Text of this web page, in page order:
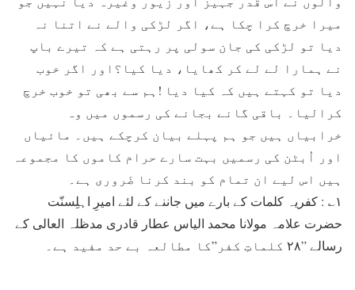
میرا خرچ کرا چکا ہے، اگر لڑکی والے نے اتنا نہ
دیا تو لڑکی کی جان سولی پر رہتی ہے کہ تیرے باپ
نے ہمارا لے لے کر کھایا، دیا کیا؟اور اگر خوب
دیا تو کہتے ہیں کہ کیا دیا !ہم سے بھی تو خوب خرچ
کرالیا۔ باقی گانے بجانے کی رسموں میں وہ
خرابیاں ہیں جو ہم پہلے بیان کرچکے ہیں۔ مائیاں
اور اُبٹن کی رسمیں بہت سارے حرام کاموں کا مجموعہ
ہیں اس لیے ان تمام کو بند کرنا ضَروری ہے۔
۱؎ : کفریہ کلمات کے بارے میں جاننے کے لئے امیرِ اہلِسنّت
حضرت علامہ مولانا محمد الیاس عطار قادری مدظلہ العالی کے
رسالے ”۲۸ کلماتِ کفر”کا مطالعہ بے حد مفید ہے۔